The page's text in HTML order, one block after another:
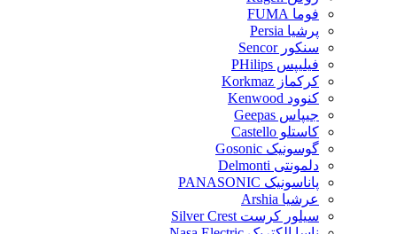
فوما FUMA
پرشیا Persia
سنکور Sencor
فیلیپس PHilips
کرکماز Korkmaz
کنوود Kenwood
جیپاس Geepas
کاستلو Castello
گوسونیک Gosonic
دلمونتی Delmonti
پاناسونیک PANASONIC
عرشیا Arshia
سیلور کرست Silver Crest